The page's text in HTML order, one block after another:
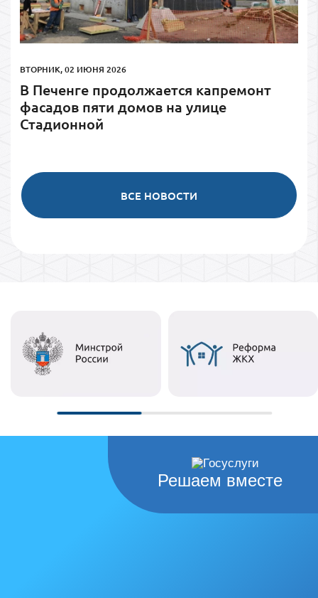
ВТОРНИК, 02 ИЮНЯ 2026
В Печенге продолжается капремонт
фасадов пяти домов на улице
Стадионной
ВСЕ НОВОСТИ
Решаем вместе